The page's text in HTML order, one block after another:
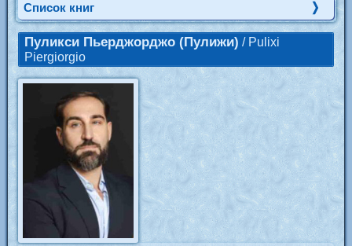
Cписок книг
Пуликси Пьерджорджо (Пулижи) / Pulixi
Piergiorgio